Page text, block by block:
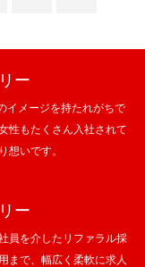
ー
イメージを持たれがちで
性もたくさん入社されて
想いです。
ー
員を介したリファラル採
まで、幅広く柔軟に求人